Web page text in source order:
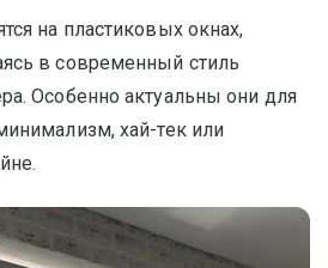
на пластиковых окнах,
в современный стиль
Особенно актуальны они для
хай-тек или